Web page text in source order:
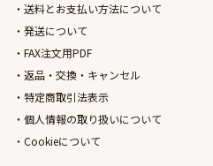
送料とお支払い方法について
発送について
FAX注文用PDF
返品・交換・キャンセル
特定商取引法表示
個人情報の取り扱いについて
Cookieについて